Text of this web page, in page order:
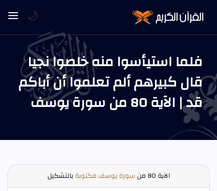
فلما استيأسوا منه خلصوا نجيا
قال كبيرهم ألم تعلموا أن أباكم
قد | الآية 80 من سورة يوسف
الآية80 من سورة يوسف مكتوبةبالتشكيل
🌙